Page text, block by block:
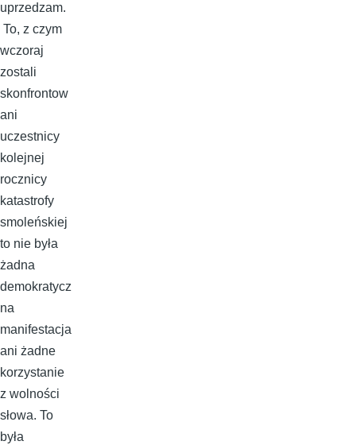
uprzedzam.
To, z czym
wczoraj
zostali
skonfrontow
ani
uczestnicy
kolejnej
rocznicy
katastrofy
smoleńskiej
to nie była
żadna
demokratycz
na
manifestacja
ani żadne
korzystanie
z wolności
słowa. To
była